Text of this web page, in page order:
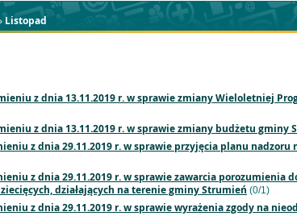
Listopad
z dnia 13.11.2019 r. w sprawie zmiany Wieloletniej
z dnia 13.11.2019 r. w sprawie zmiany budżetu gminy
z dnia 29.11.2019 r. w sprawie przyjęcia planu
z dnia 29.11.2019 r. w sprawie zawarcia porozumienia
działających na terenie gminy Strumień (0/1)
z dnia 29.11.2019 r. w sprawie wyrażenia zgody na